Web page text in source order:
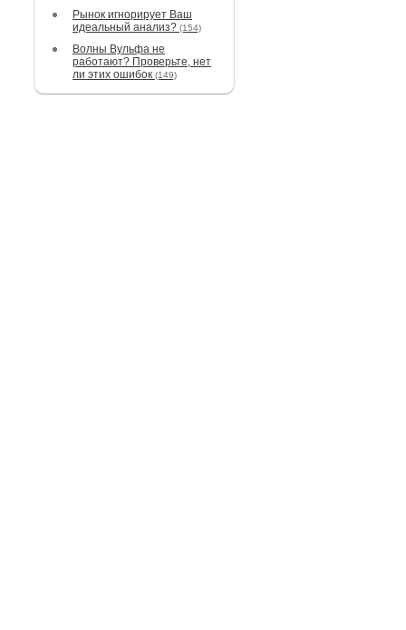
Рынок игнорирует Ваш
идеальный анализ? (154)
Волны Вульфа не
работают? Проверьте, нет
ли этих ошибок (149)